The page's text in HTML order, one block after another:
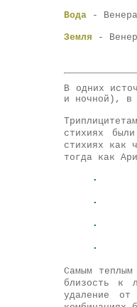
Вода -
Земля -
В одних
и ночной), в
стихиях
стихиях как
тогда как
·
·
·
·
Самым
близость к
удаление